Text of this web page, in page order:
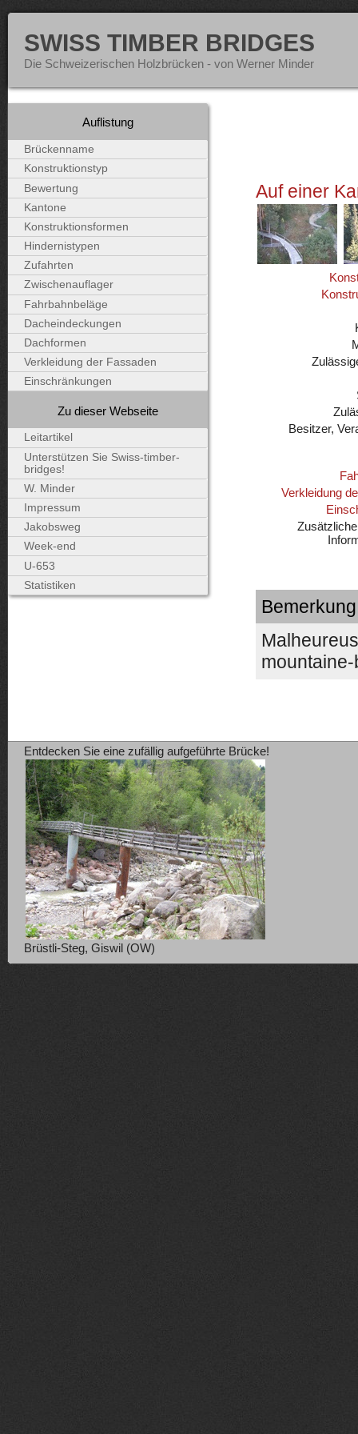
SWISS TIMBER BRIDGES
Die Schweizerischen Holzbrücken - von Werner Minder
Auf einer
Besitzer,
Verkleidung
Auflistung
Brückenname
Konstruktionstyp
Bewertung
Kantone
Konstruktionsformen
Hindernistypen
Zufahrten
Zwischenauflager
Fahrbahnbeläge
Dacheindeckungen
Dachformen
Verkleidung der Fassaden
Einschränkungen
Zu dieser Webseite
Leitartikel
Unterstützen Sie Swiss-timber-
bridges!
W. Minder
Impressum
Jakobsweg
Week-end
U-653
Statistiken
Entdecken Sie eine zufällig aufgeführte Brücke!
Brüstli-Steg, Giswil (OW)